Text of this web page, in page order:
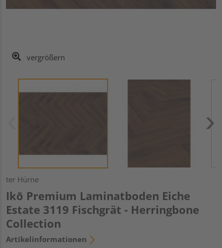
vergrößern
ter Hürne
Ikō Premium Laminatboden Eiche
Estate 3119 Fischgrät - Herringbone
Collection
Artikelinformationen